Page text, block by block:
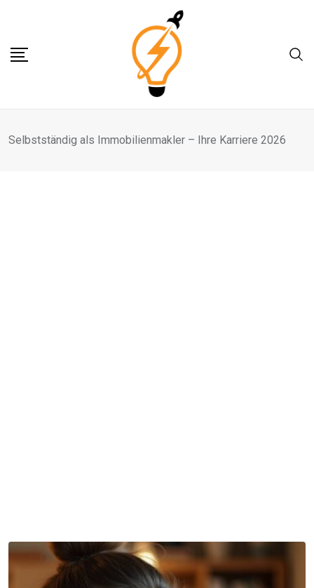
content
Selbstständig als Immobilienmakler – Ihre Karriere 2026